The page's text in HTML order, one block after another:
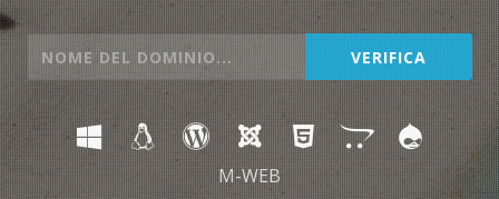
M-WEB